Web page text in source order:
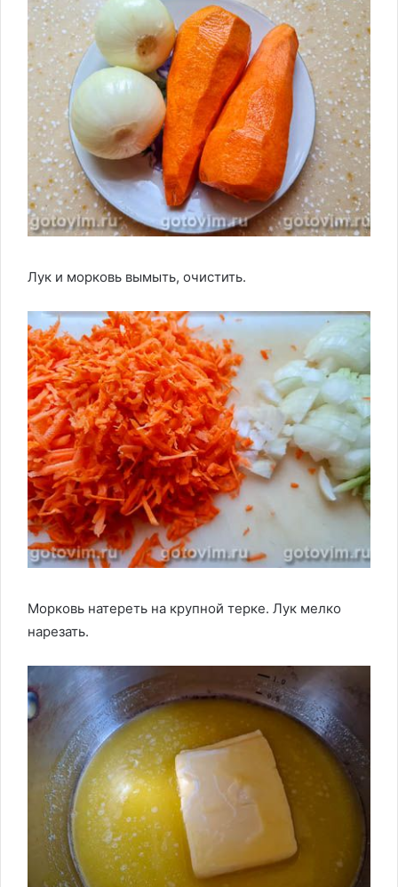
Лук и морковь вымыть, очистить.
Морковь натереть на крупной терке. Лук мелко
нарезать.